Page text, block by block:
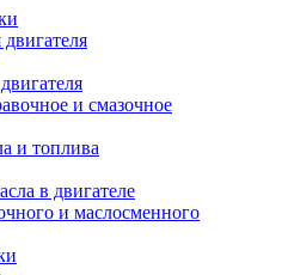
и смазочное
и топлива
в двигателе
и маслосменного